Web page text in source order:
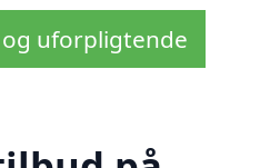
uforpligtende